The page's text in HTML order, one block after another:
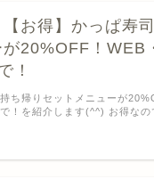
【お得】かっぱ寿
20%OFF！WEB
！
ち帰りセットメニューが
！を紹介します(^^) お得なの